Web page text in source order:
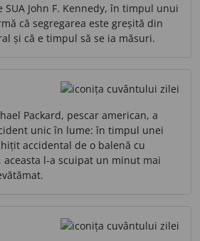
John F. Kennedy, în timpul unui
că segregarea este greșită din
și că e timpul să se ia măsuri.
Packard, pescar american, a
unic în lume: în timpul unei
accidental de o balenă cu
aceasta l-a scuipat un minut mai